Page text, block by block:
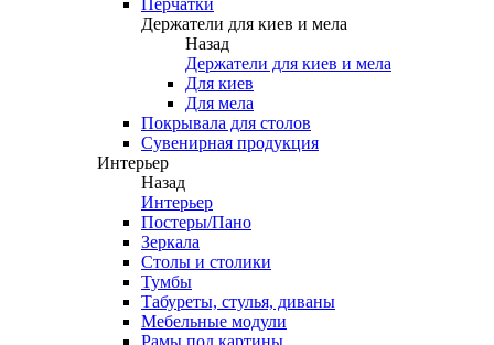
Перчатки
Держатели для киев и мела
Назад
Держатели для киев и мела
Для киев
Для мела
Покрывала для столов
Сувенирная продукция
Интерьер
Назад
Интерьер
Постеры/Пано
Зеркала
Столы и столики
Тумбы
Табуреты, стулья, диваны
Мебельные модули
Рамы под картины